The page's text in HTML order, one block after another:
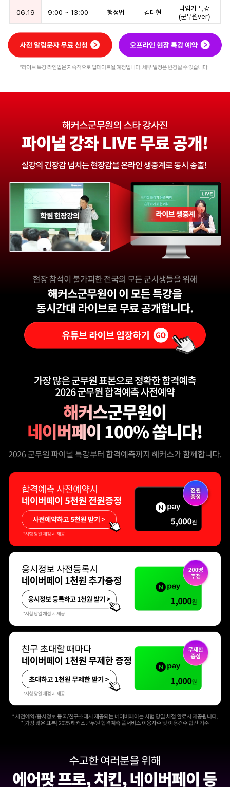
06.19 9:00 ~ 13:00 행정법 김대현
닥암기 특강
(군무원ver)